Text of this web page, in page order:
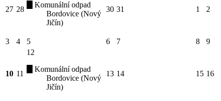
27 28
Komunální odpad
Bordovice (Nový
Jičín)
30 31 1 2
3 4 5 6 7 8 9
10 11
12
Komunální odpad
Bordovice (Nový
Jičín)
13 14 15 16